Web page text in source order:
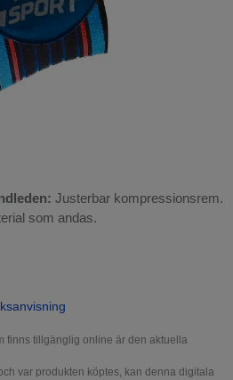
Justerbar kompressionsrem.
som andas.
finns tillgänglig online är den aktuella
var produkten köptes, kan denna digitala